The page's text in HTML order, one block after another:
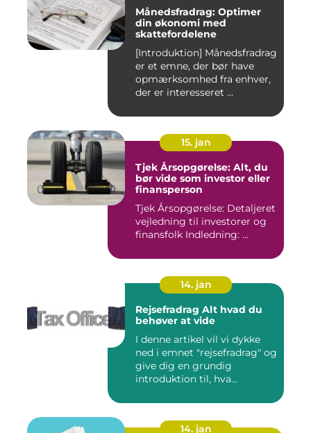
Månedsfradrag: Optimer
din økonomi med
skattefordelene
[Introduktion] Månedsfradrag
er et emne, der bør have
opmærksomhed fra enhver,
der er interesseret ...
15. jan
Tjek Årsopgørelse: Alt, du
bør vide som investor eller
finansperson
Tjek Årsopgørelse: Detaljeret
vejledning til investorer og
finansfolk Indledning: ...
14. jan
Rejsefradrag Alt hvad du
behøver at vide
I denne artikel vil vi dykke
ned i emnet "rejsefradrag" og
give dig en grundig
introduktion til, hva...
14. jan